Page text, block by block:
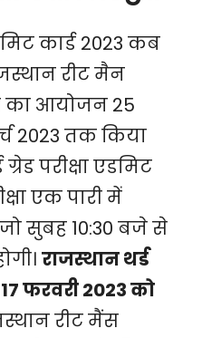
कार्ड 2023 कब
रीट मैन
का आयोजन 25
2023 तक किया
परीक्षा एडमिट
एक पारी में
सुबह 10:30 बजे से
राजस्थान थर्ड
फरवरी 2023 को
रीट मैंस